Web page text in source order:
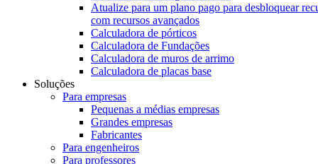
Atualize para um plano pago para desbloquear
com recursos avançados
Calculadora de pórticos
Calculadora de Fundações
Calculadora de muros de arrimo
Calculadora de placas base
Soluções
Para empresas
Pequenas a médias empresas
Grandes empresas
Fabricantes
Para engenheiros
Para professores